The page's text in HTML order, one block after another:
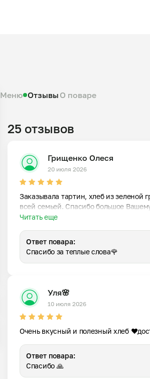
Меню Отзывы О поваре
25 отзывов
Грищенко Олеся
20 июля 2026
Заказывала тартин, хлеб из зеленой
всей семьей. Спасибо большое
Читать еще
Ответ повара:
Спасибо за теплые слова🌹
Уля🌸
10 июля 2026
Очень вкусный и полезный хлеб
Ответ повара:
Спасибо 🙏